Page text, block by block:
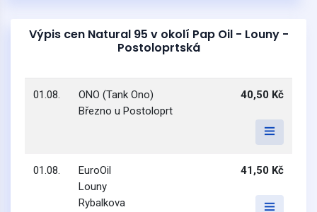
Výpis cen Natural 95 v okolí Pap Oil - Louny -
Postoloprtská
01.08.
ONO (Tank Ono)
Březno u Postoloprt
40,50 Kč
01.08.
EuroOil
Louny
Rybalkova
41,50 Kč